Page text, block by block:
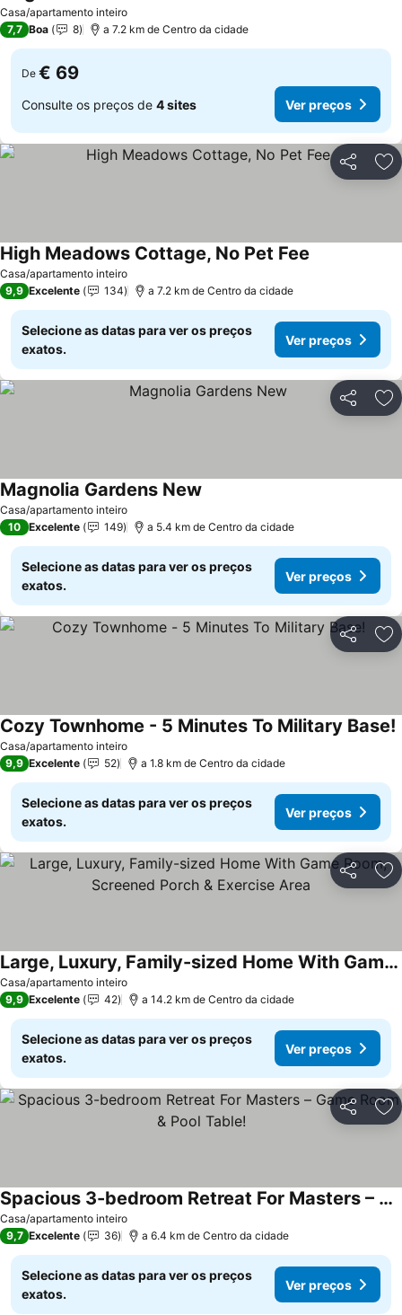
Casa/apartamento inteiro
7,7 Boa 8 a 7.2 km de Centro da cidade
De € 69
Consulte os preços de 4 sites Ver preços
Partilhar
Casa/apartamento inteiro
High Meadows Cottage, No Pet Fee
9,9 Excelente 134 a 7.2 km de Centro da cidade
Selecione as datas para ver os preços
exatos.
Ver preços
Partilhar
Casa/apartamento inteiro
Magnolia Gardens New
10 Excelente 149 a 5.4 km de Centro da cidade
Selecione as datas para ver os preços
exatos.
Ver preços
Partilhar
Casa/apartamento inteiro
Cozy Townhome - 5 Minutes To Military Base!
9,9 Excelente 52 a 1.8 km de Centro da cidade
Selecione as datas para ver os preços
exatos.
Ver preços
Partilhar
Casa/apartamento inteiro
Large, Luxury, Family-sized Home With Game Room, Screened Porch & Exercise Area
9,9 Excelente 42 a 14.2 km de Centro da cidade
Selecione as datas para ver os preços
exatos.
Ver preços
Partilhar
Casa/apartamento inteiro
Spacious 3-bedroom Retreat For Masters – Game Room & Pool Table!
9,7 Excelente 36 a 6.4 km de Centro da cidade
Selecione as datas para ver os preços
exatos.
Ver preços